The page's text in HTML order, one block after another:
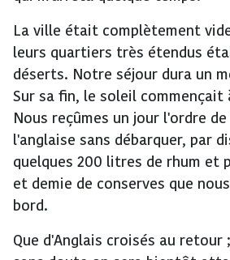
La ville était complètement
leurs quartiers très étendus
déserts. Notre séjour dura un
Sur sa fin, le soleil commençait
Nous reçûmes un jour l'ordre
l'anglaise sans débarquer, par
quelques 200 litres de rhum et
et demie de conserves que
bord.
Que d'Anglais croisés au retour